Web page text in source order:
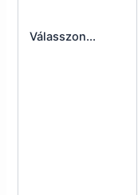
Válasszon...